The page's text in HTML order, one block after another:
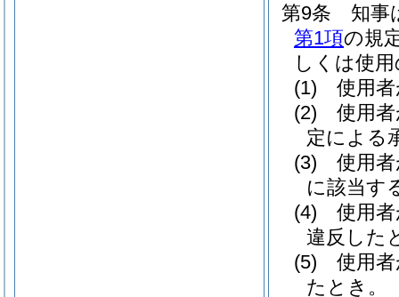
第9条
知事
第1項の規
しくは使
(1)
使用
(2)
使用
定による
(3)
使用
に該当す
(4)
使用
違反した
(5)
使用
たとき。